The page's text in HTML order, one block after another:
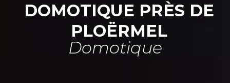
DOMOTIQUE PRÈS DE
PLOËRMEL
Domotique